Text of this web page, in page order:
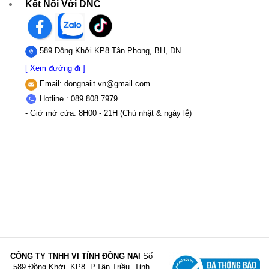
Kết Nối Với DNC
589 Đồng Khởi KP8 Tân Phong, BH, ĐN
[ Xem đường đi ]
Email: dongnaiit.vn@gmail.com
Hotline : 089 808 7979
- Giờ mở cửa: 8H00 - 21H (Chủ nhật & ngày lễ)
CÔNG TY TNHH VI TÍNH ĐỒNG NAI Số
589,Đồng Khởi, KP8, P.Tân Triều, Tỉnh